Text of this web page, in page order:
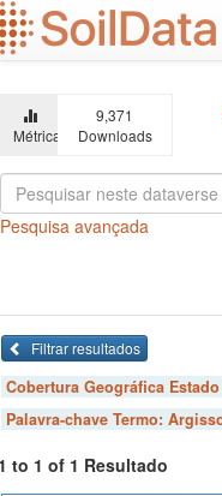
Ir
para
o
principal
Métricas
9,371
Downloads
Pesquisa avançada
Filtrar resultados
Cobertura Geográfica
Palavra-chave Termo:
to 1 of 1 Resultado